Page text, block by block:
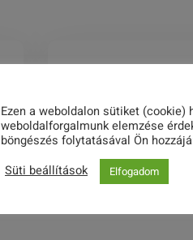
Ezen a weboldalon sütiket (cookie)
weboldalforgalmunk elemzése
böngészés folytatásával Ön
Süti beállítások
Elfogadom